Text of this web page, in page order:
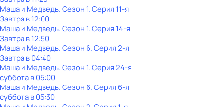
Маша и Медведь. Сезон 1. Серия 11-я
Завтра в 12:00
Маша и Медведь. Сезон 1. Серия 14-я
Завтра в 12:50
Маша и Медведь. Сезон 6. Серия 2-я
Завтра в 04:40
Маша и Медведь. Сезон 1. Серия 24-я
субботав05:00
Маша и Медведь. Сезон 6. Серия 6-я
субботав05:30